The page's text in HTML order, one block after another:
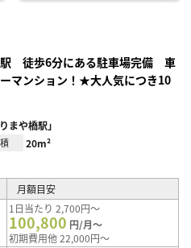
駅 徒歩6分にある駐車場完備 車
マンション！★大人気につき10
まや橋駅」
20m²
月額目安
1日当たり 2,700円～
100,800 円/月～
初期費用他 22,000円～